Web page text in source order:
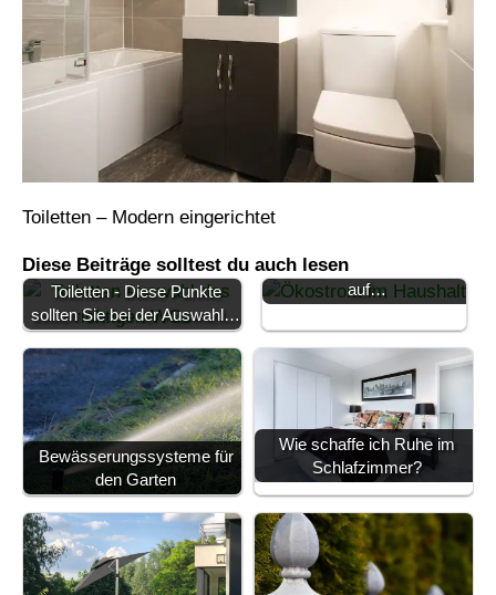
Toiletten – Modern eingerichtet
Diese Beiträge solltest du auch lesen
Toiletten - Diese Punkte
sollten Sie bei der Auswahl…
gelingt der Umschwung
auf…
Bewässerungssysteme für
den Garten
Wie schaffe ich Ruhe im
Schlafzimmer?